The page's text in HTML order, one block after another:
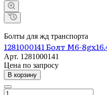
Болты для жд транспорта
1281000141 Болт М6-
Арт. 1281000141
Цена по запросу
В корзину